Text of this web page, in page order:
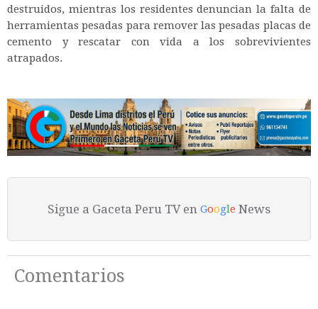
destruidos, mientras los residentes denuncian la falta de
herramientas pesadas para remover las pesadas placas de
cemento y rescatar con vida a los sobrevivientes
atrapados.
Sigue a Gaceta Peru TV en Google News
Comentarios